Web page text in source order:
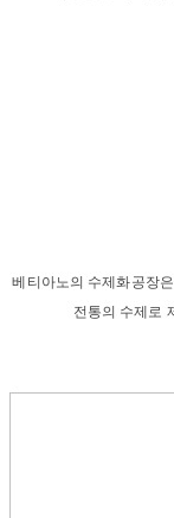
베티아노의 수제화공장
전통의 수제로